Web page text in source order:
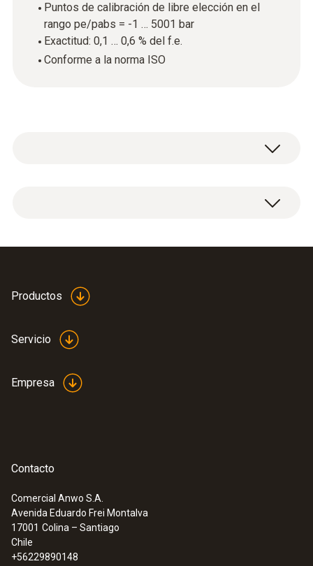
Puntos de calibración de libre elección en el
rango pe/pabs = -1 … 5001 bar
Exactitud: 0,1 … 0,6 % del f.e.
Conforme a la norma ISO
Color del producto
blanco
Certificado de calibración ISO para presión
-1 … 5001 bar.
Productos
Servicio
Empresa
Contacto
Comercial Anwo S.A.
Avenida Eduardo Frei Montalva
17001 Colina – Santiago
Chile
+56229890148